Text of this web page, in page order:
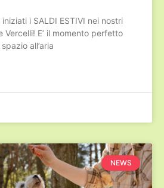
i SALDI ESTIVI nei nostri
Vercelli! E’ il momento perfetto
all’aria
NEWS